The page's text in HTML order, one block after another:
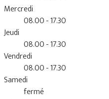
Mercredi
08.00 - 17.30
Jeudi
08.00 - 17.30
Vendredi
08.00 - 17.30
Samedi
fermé